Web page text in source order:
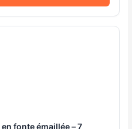
fonte émaillée – 7